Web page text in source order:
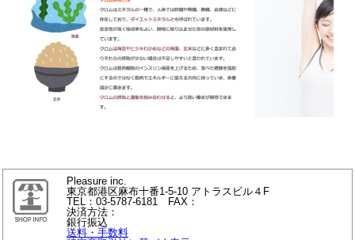
Pleasure inc.
東京都港区麻布十番1-5-10 アトラスビル４F
TEL：03-5787-6181 FAX：
決済方法：
銀行振込
送料・手数料